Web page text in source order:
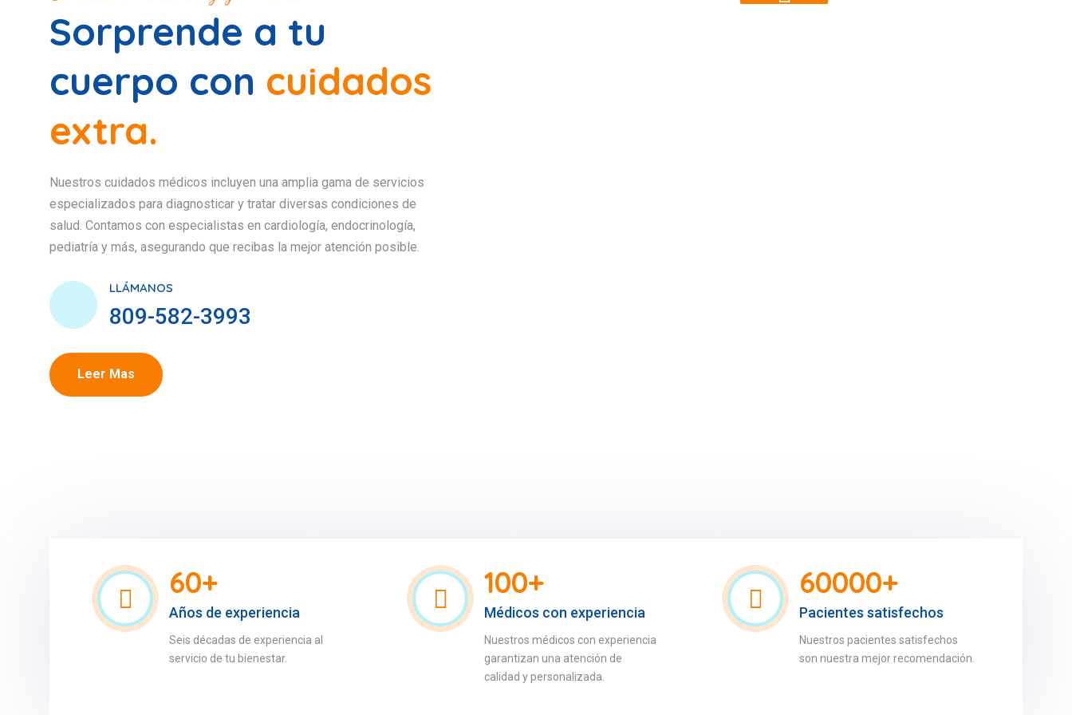
Sorprende a tu
cuerpo con cuidados
extra.
Nuestros cuidados médicos incluyen una amplia gama de servicios
especializados para diagnosticar y tratar diversas condiciones de
salud. Contamos con especialistas en cardiología, endocrinología,
pediatría y más, asegurando que recibas la mejor atención posible.
LLÁMANOS
809-582-3993
Leer Mas
60+
Años de experiencia
Seis décadas de experiencia al
servicio de tu bienestar.
100+
Médicos con experiencia
Nuestros médicos con experiencia
garantizan una atención de
calidad y personalizada.
60000+
Pacientes satisfechos
Nuestros pacientes satisfechos
son nuestra mejor recomendación.